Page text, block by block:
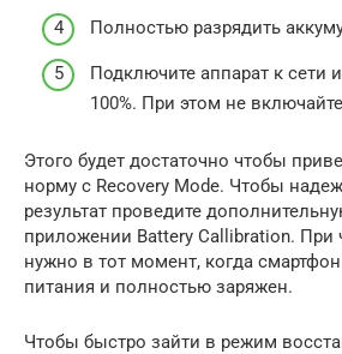
Полностью разрядить
Подключите аппарат к сети
100%. При этом не
Этого будет достаточно чтобы
норму с Recovery Mode. Чтобы
результат проведите
приложении Battery Callibration. При
нужно в тот момент, когда
питания и полностью заряжен.
Чтобы быстро зайти в режим